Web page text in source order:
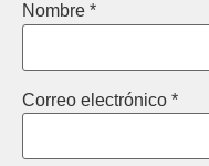
Nombre *
Correo electrónico *